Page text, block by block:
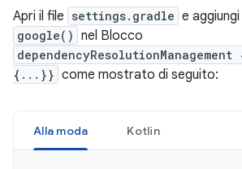
Apri il file settings.gradle e
google() nel Blocco
{...}} come mostrato di seguito:
Alla moda Kotlin